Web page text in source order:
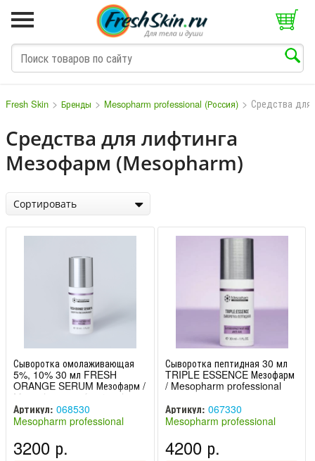
Fresh Skin > Бренды > Mesopharm professional (Россия) > Средства для
Средства для лифтинга
Мезофарм (Mesopharm)
Сортировать
Сыворотка омолаживающая
5%, 10% 30 мл FRESH
ORANGE SERUM Мезофарм /
Mesopharm professional
Артикул: 068530
Mesopharm professional
3200 р.
Сыворотка пептидная 30 мл
TRIPLE ESSENCE Мезофарм
/ Mesopharm professional
Артикул: 067330
Mesopharm professional
4200 р.
M N O P Q S T V W